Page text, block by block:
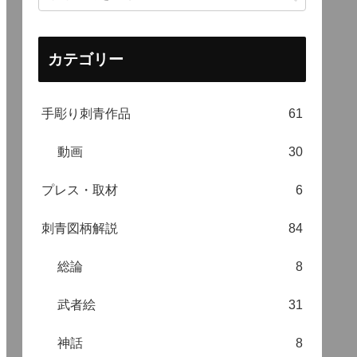
カテゴリー
手彫り刺青作品 61
動画 30
プレス・取材 6
刺青図柄解説 84
総論 8
武者絵 31
神話 8